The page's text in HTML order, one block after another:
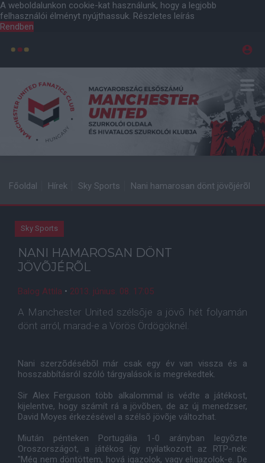
A weboldalunkon cookie-kat használunk, hogy a legjobb
felhasználói élményt nyújthassuk. Részletes leírás
Rendben
Főoldal Hírek Sky Sports Nani hamarosan dönt jövõjérõl
Sky Sports
NANI HAMAROSAN DÖNT
JÖVÕJÉRÕL
Balog Attila • 2013. június. 08. 17:05
A Manchester United szélsõje a jövõ hét folyamán
dönt arról, marad-e a Vörös Ördögöknél.
Nani szerzõdésébõl már csak egy év van vissza és a
hosszabbításról szóló tárgyalások is megrekedtek.
Sir Alex Ferguson több alkalommal is védte a játékost,
kijelentve, hogy számít rá a jövõben, de az új menedzser,
David Moyes érkezésével a szélsõ jövõje változhat.
Miután pénteken Portugália 1-0 arányban legyõzte
Oroszországot, a játékos így nyilatkozott az RTP-nek:
"Még nem döntöttem, hová igazolok, vagy eligazolok-e. De